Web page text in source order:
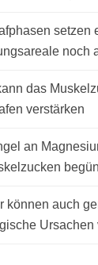
setzen
noch
das
verstärken
an
können auch
Ursachen